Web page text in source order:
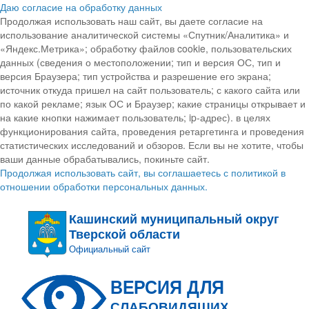
Даю согласие на обработку данных
Продолжая использовать наш сайт, вы даете согласие на
использование аналитической системы «Спутник/Аналитика» и
«Яндекс.Метрика»; обработку файлов cookie, пользовательских
данных (сведения о местоположении; тип и версия ОС, тип и
версия Браузера; тип устройства и разрешение его экрана;
источник откуда пришел на сайт пользователь; с какого сайта или
по какой рекламе; язык ОС и Браузер; какие страницы открывает и
на какие кнопки нажимает пользователь; ip-адрес). в целях
функционирования сайта, проведения ретаргетинга и проведения
статистических исследований и обзоров. Если вы не хотите, чтобы
ваши данные обрабатывались, покиньте сайт.
Продолжая использовать сайт, вы соглашаетесь с политикой в
отношении обработки персональных данных.